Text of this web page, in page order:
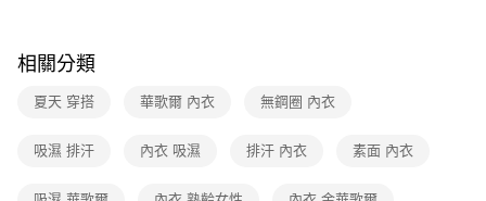
宅配
每筆NT$80，滿NT$1,000(含以上)免運費
離島
相關分類
夏天 穿搭 華歌爾 內衣 無鋼圈 內衣
吸濕 排汗 內衣 吸濕 排汗 內衣 素面 內衣